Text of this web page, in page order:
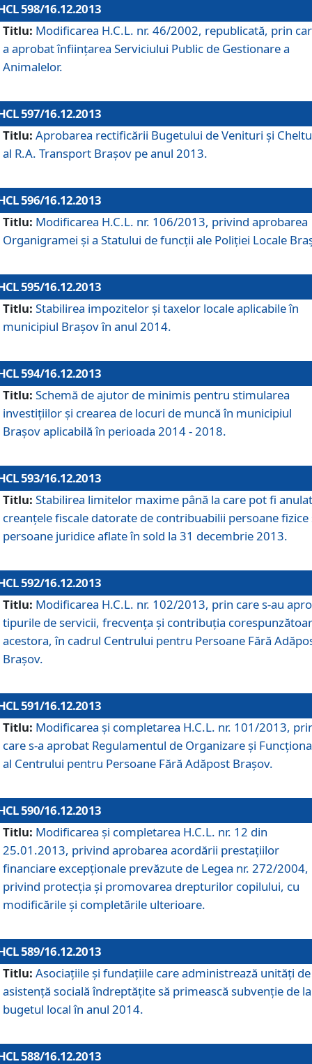
598/16.12.2013
Titlu: Modificarea H.C.L. nr. 46/2002, republicată, prin
a aprobat înfiinţarea Serviciului Public de Gestionare a
Animalelor.
597/16.12.2013
Titlu: Aprobarea rectificării Bugetului de Venituri şi
al R.A. Transport Braşov pe anul 2013.
596/16.12.2013
Titlu: Modificarea H.C.L. nr. 106/2013, privind aprobarea
Organigramei şi a Statului de funcţii ale Poliţiei Locale
595/16.12.2013
Titlu: Stabilirea impozitelor şi taxelor locale aplicabile în
municipiul Braşov în anul 2014.
594/16.12.2013
Titlu: Schemă de ajutor de minimis pentru stimularea
investiţiilor şi crearea de locuri de muncă în municipiul
Braşov aplicabilă în perioada 2014 - 2018.
593/16.12.2013
Titlu: Stabilirea limitelor maxime până la care pot fi
creanţele fiscale datorate de contribuabilii persoane fizice
persoane juridice aflate în sold la 31 decembrie 2013.
592/16.12.2013
Titlu: Modificarea H.C.L. nr. 102/2013, prin care s-au
tipurile de servicii, frecvenţa şi contribuţia
acestora, în cadrul Centrului pentru Persoane Fără
Braşov.
591/16.12.2013
Titlu: Modificarea şi completarea H.C.L. nr. 101/2013,
care s-a aprobat Regulamentul de Organizare şi
al Centrului pentru Persoane Fără Adăpost Braşov.
590/16.12.2013
Titlu: Modificarea şi completarea H.C.L. nr. 12 din
25.01.2013, privind aprobarea acordării prestaţiilor
financiare excepţionale prevăzute de Legea nr. 272/2004,
privind protecţia şi promovarea drepturilor copilului, cu
modificările şi completările ulterioare.
589/16.12.2013
Titlu: Asociaţiile şi fundaţiile care administrează unităţi de
asistenţă socială îndreptăţite să primească subvenţie de la
bugetul local în anul 2014.
588/16.12.2013